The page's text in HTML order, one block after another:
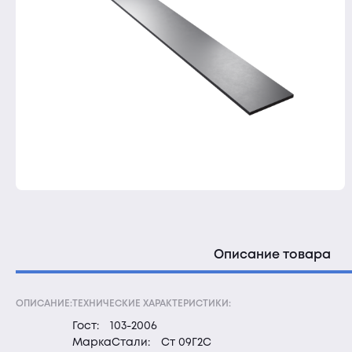
Описание товара
ОПИСАНИЕ:ТЕХНИЧЕСКИЕ ХАРАКТЕРИСТИКИ:
Гост:
103-2006
МаркаСтали:
Ст 09Г2С